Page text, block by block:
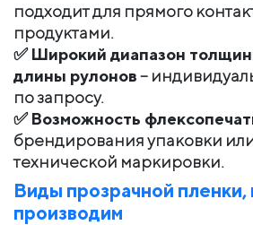
подходит для прямого
продуктами.
✅Широкий диапазон
длины рулонов–
по запросу.
✅Возможность
брендирования упаковки
технической маркировки.
Виды прозрачной
производим